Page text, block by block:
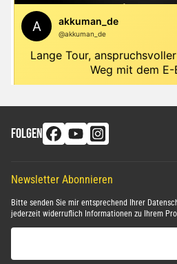
FOLGEN
Newsletter Abonnieren
Bitte senden Sie mir entsprechend Ihrer
jederzeit widerruflich Informationen zu Ihrem